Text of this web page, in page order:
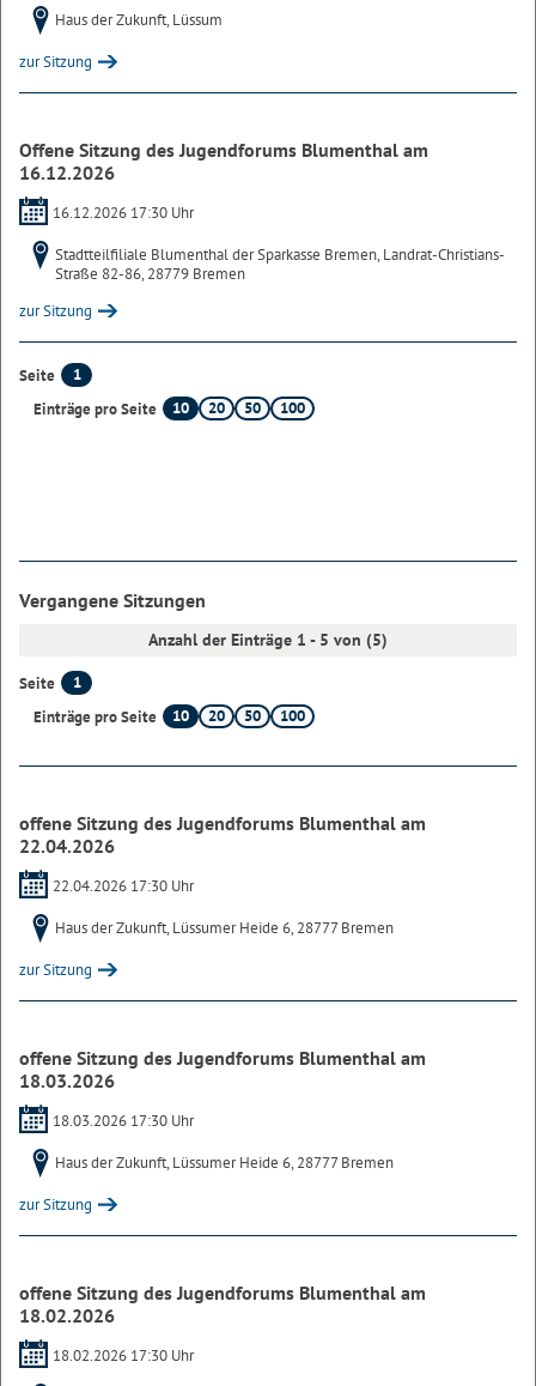
Haus der Zukunft, Lüssum
zur Sitzung
Offene Sitzung des Jugendforums Blumenthal am
16.12.2026
16.12.2026 17:30 Uhr
Stadtteilfiliale Blumenthal der Sparkasse Bremen, Landrat-Christians-
Straße 82-86, 28779 Bremen
zur Sitzung
Seite
1
Einträge pro Seite
10 20 50 100
Vergangene Sitzungen
Anzahl der Einträge 1 - 5 von (5)
Seite
1
Einträge pro Seite
10 20 50 100
offene Sitzung des Jugendforums Blumenthal am
22.04.2026
22.04.2026 17:30 Uhr
Haus der Zukunft, Lüssumer Heide 6, 28777 Bremen
zur Sitzung
offene Sitzung des Jugendforums Blumenthal am
18.03.2026
18.03.2026 17:30 Uhr
Haus der Zukunft, Lüssumer Heide 6, 28777 Bremen
zur Sitzung
offene Sitzung des Jugendforums Blumenthal am
18.02.2026
18.02.2026 17:30 Uhr